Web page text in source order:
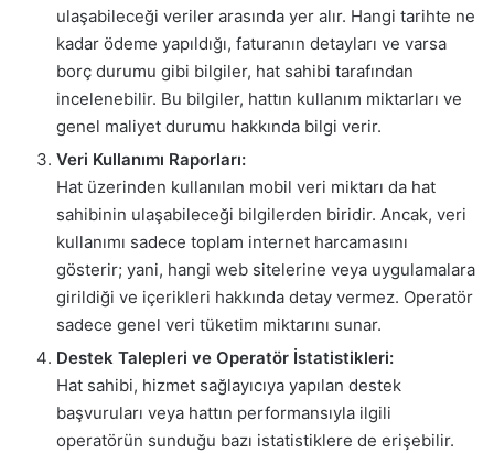
ulaşabileceği veriler arasında yer alır. Hangi tarihte ne
kadar ödeme yapıldığı, faturanın detayları ve varsa
borç durumu gibi bilgiler, hat sahibi tarafından
incelenebilir. Bu bilgiler, hattın kullanım miktarları ve
genel maliyet durumu hakkında bilgi verir.
Veri Kullanımı Raporları:
Hat üzerinden kullanılan mobil veri miktarı da hat
sahibinin ulaşabileceği bilgilerden biridir. Ancak, veri
kullanımı sadece toplam internet harcamasını
gösterir; yani, hangi web sitelerine veya uygulamalara
girildiği ve içerikleri hakkında detay vermez. Operatör
sadece genel veri tüketim miktarını sunar.
Destek Talepleri ve Operatör İstatistikleri:
Hat sahibi, hizmet sağlayıcıya yapılan destek
başvuruları veya hattın performansıyla ilgili
operatörün sunduğu bazı istatistiklere de erişebilir.